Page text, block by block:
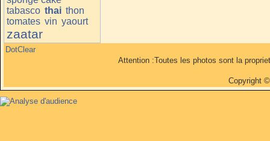
tabasco thai thon
tomates vin yaourt
zaatar
DotClear
Attention :Toutes les photos sont la
Copyright